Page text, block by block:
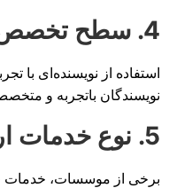
4. سطح تخصص و تجربه نویسنده:
استفاده از نویسنده‌ای با
نویسندگان باتجربه و
5. نوع خدمات ارائه شده:
برخی از موسسات، خدمات